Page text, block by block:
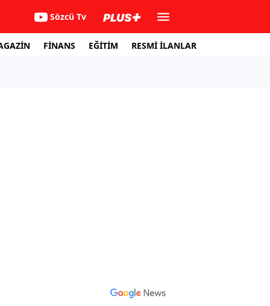
Sözcü Tv
FİNANS EĞİTİM RESMİ İLANLAR